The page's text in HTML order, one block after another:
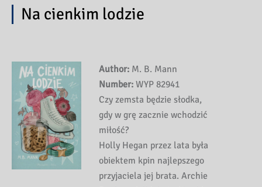
Na cienkim lodzie
Author: M. B. Mann
Number: WYP 82941
Czy zemsta będzie słodka,
gdy w grę zacznie wchodzić
miłość?
Holly Hegan przez lata była
obiektem kpin najlepszego
przyjaciela jej brata. Archie